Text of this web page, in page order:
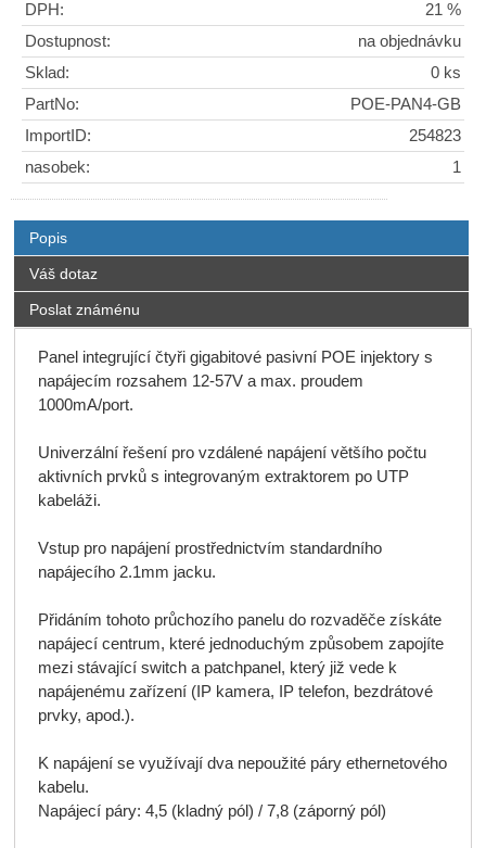
DPH:
21 %
Dostupnost:
na objednávku
Sklad:
0 ks
PartNo:
POE-PAN4-GB
ImportID:
254823
nasobek:
1
Popis
Váš dotaz
Poslat známénu
Panel integrující čtyři gigabitové pasivní POE injektory s
napájecím rozsahem 12-57V a max. proudem
1000mA/port.
Univerzální řešení pro vzdálené napájení většího počtu
aktivních prvků s integrovaným extraktorem po UTP
kabeláži.
Vstup pro napájení prostřednictvím standardního
napájecího 2.1mm jacku.
Přidáním tohoto průchozího panelu do rozvaděče získáte
napájecí centrum, které jednoduchým způsobem zapojíte
mezi stávající switch a patchpanel, který již vede k
napájenému zařízení (IP kamera, IP telefon, bezdrátové
prvky, apod.).
K napájení se využívají dva nepoužité páry ethernetového
kabelu.
Napájecí páry: 4,5 (kladný pól) / 7,8 (záporný pól)